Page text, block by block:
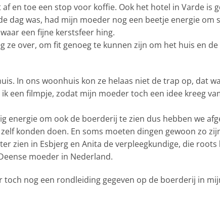
en toe een stop voor koffie. Ook het hotel in Varde is
dag was, had mijn moeder nog een beetje energie om
een fijne kerstsfeer hing.
ze over, om fit genoeg te kunnen zijn om het huis en
In ons woonhuis kon ze helaas niet de trap op, dat
een filmpje, zodat mijn moeder toch een idee kreeg
energie om ook de boerderij te zien dus hebben
konden doen. En soms moeten dingen gewoon zo
zien in Esbjerg en Anita de verpleegkundige, die
moeder in Nederland.
toch nog een rondleiding gegeven op de boerderij in